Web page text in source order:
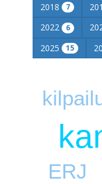
2018 7
2022 6
2025 15
ERJ